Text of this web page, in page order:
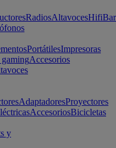
RadiosAltavocesHifi
PortátilesImpresoras
Accesorios
AdaptadoresProyectores
AccesoriosBicicletas
y